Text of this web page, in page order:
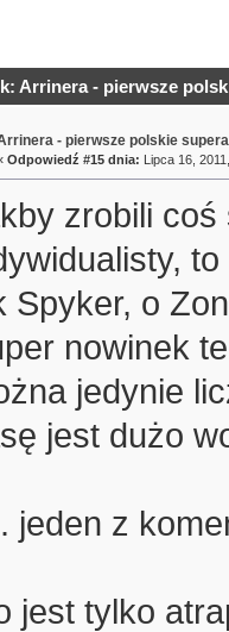
Arrinera - pierwsze
- pierwsze polskie
Odpowiedź #15 dnia: Lipca 16,
zrobili coś
Spyker, o
nowinek
jedynie
jest dużo
jeden z
jest tylko